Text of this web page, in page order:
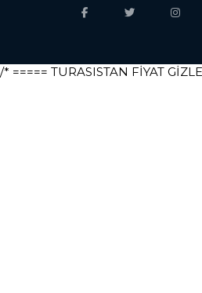
/* ===== TURASISTAN FİYAT